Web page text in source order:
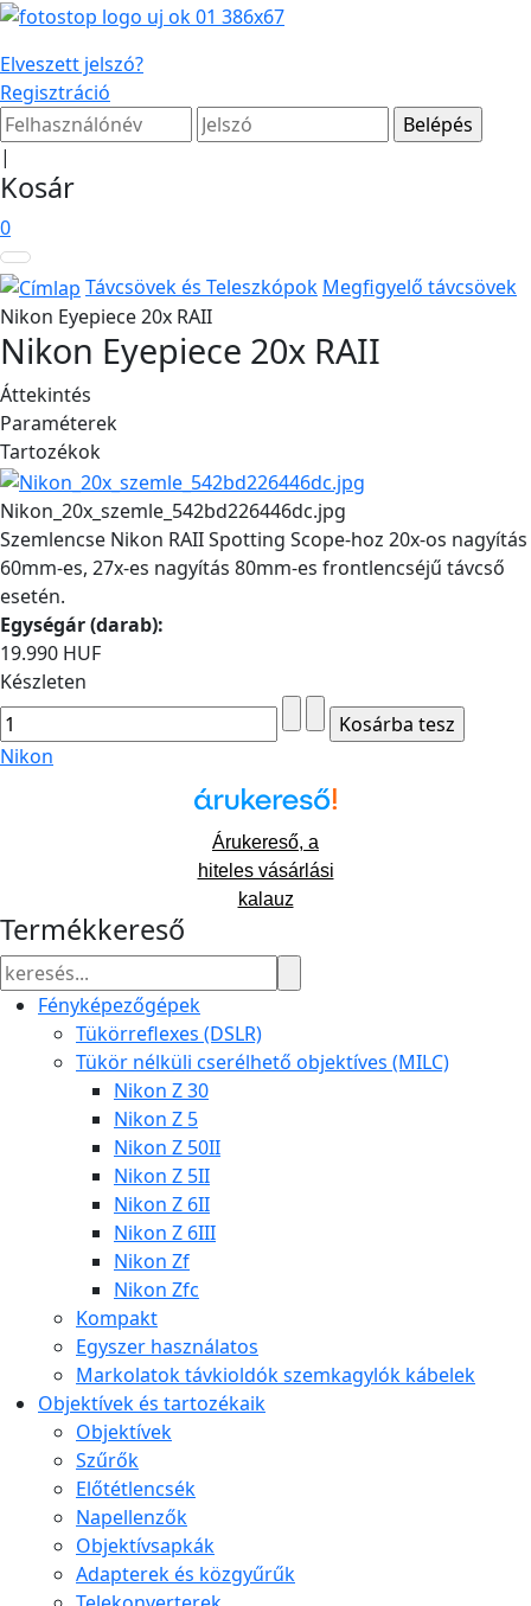
Elveszett jelszó?
Regisztráció
|
Kosár
0
Távcsövek és Teleszkópok Megfigyelő távcsövek
Nikon Eyepiece 20x RAII
Nikon Eyepiece 20x RAII
Áttekintés
Paraméterek
Tartozékok
Nikon_20x_szemle_542bd226446dc.jpg
Szemlencse Nikon RAII Spotting Scope-hoz 20x-os nagyítás
60mm-es, 27x-es nagyítás 80mm-es frontlencséjű távcső
esetén.
Egységár (darab):
19.990 HUF
Készleten
Nikon
Árukereső, a
hiteles vásárlási
kalauz
Termékkereső
Fényképezőgépek
Tükörreflexes (DSLR)
Tükör nélküli cserélhető objektíves (MILC)
Nikon Z 30
Nikon Z 5
Nikon Z 50II
Nikon Z 5II
Nikon Z 6II
Nikon Z 6III
Nikon Zf
Nikon Zfc
Kompakt
Egyszer használatos
Markolatok távkioldók szemkagylók kábelek
Objektívek és tartozékaik
Objektívek
Szűrők
Előtétlencsék
Napellenzők
Objektívsapkák
Adapterek és közgyűrűk